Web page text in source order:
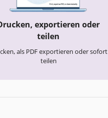
exportieren oder
teilen
als PDF exportieren oder sofort
teilen